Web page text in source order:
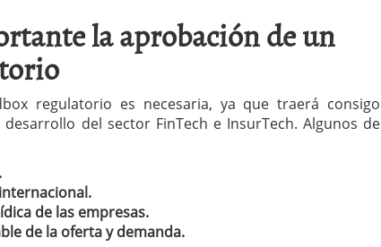
la aprobación de un
regulatorio es necesaria, ya que traerá consigo
del sector FinTech e InsurTech. Algunos de
de las empresas.
de la oferta y demanda.